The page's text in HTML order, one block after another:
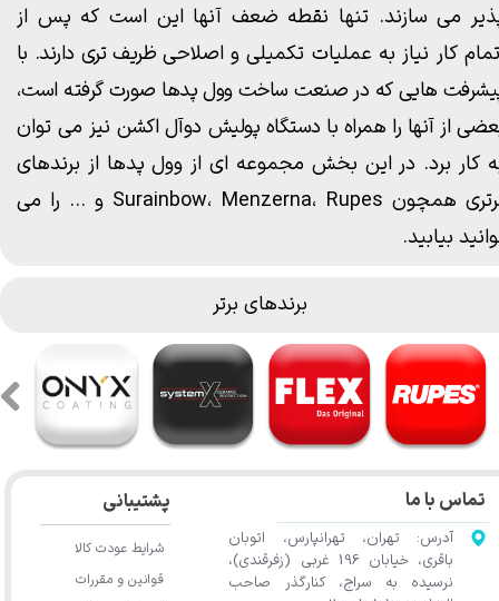
می سازند. تنها نقطه ضعف آنها این است که پس از
کار نیاز به عملیات تکمیلی واصلاحی ظریف تری دارند. با
هایی که در صنعت ساخت وول پدها صورت گرفته است،
از آنها را همراه با دستگاه پولیش دوآل اکشننیز می توان
کار برد. در این بخش مجموعه ای از وول پدها از برندهای
همچون
Surainbow، Menzerna، Rupes
و ... را می
بیابید.
برندهای برتر
تماس با ما
آدرس: تهران، تهرانپارس، اتوبان
باقری، خیابان 196 غربی (زفرقندی)،
نرسیده به سراج، کنارگذر صاحب
پشتیبانی
شرایط عودت کالا
قوانین و مقررات